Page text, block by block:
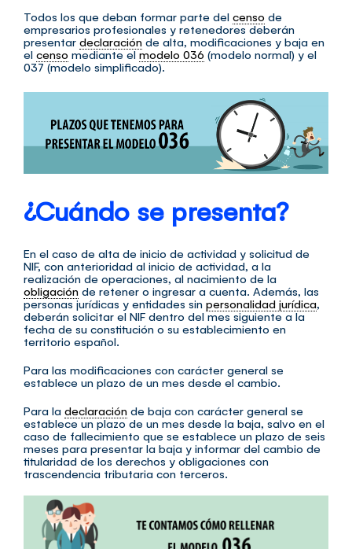
Todos los que deban formar parte del censo de
empresarios profesionales y retenedores deberán
presentar declaración de alta, modificaciones y baja en
el censo mediante elmodelo 036 (modelo normal) y el
037 (modelo simplificado).
¿Cuándo se presenta?
En el caso de alta de inicio de actividad y solicitud de
NIF, con anterioridad al inicio de actividad, a la
realización de operaciones, al nacimiento de la
obligación de retener o ingresar a cuenta. Además, las
personas jurídicas y entidades sin personalidad jurídica,
deberán solicitar el NIF dentro del mes siguiente a la
fecha de su constitución o su establecimiento en
territorio español.
Para las modificaciones con carácter general se
establece un plazo de un mes desde el cambio.
Para la declaración de baja con carácter general se
establece un plazo de un mes desde la baja, salvo en el
caso de fallecimiento que se establece un plazo de seis
meses para presentar la baja y informar del cambio de
titularidad de los derechos y obligaciones con
trascendencia tributaria con terceros.